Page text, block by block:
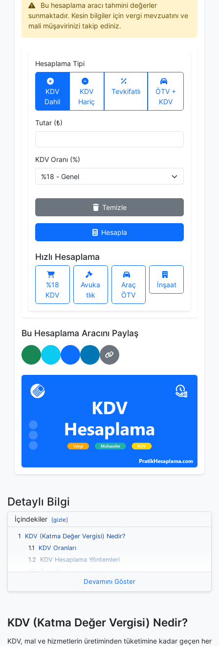
Bu hesaplama aracı tahmini değerler
sunmaktadır. Kesin bilgiler için vergi mevzuatını ve
mali müşavirinizi takip ediniz.
Hesaplama Tipi
KDV
Dahil
KDV
Hariç
Tevkifatlı
ÖTV +
KDV
Tutar (₺)
KDV Oranı (%)
Temizle
Hesapla
Hızlı Hesaplama
%18
KDV
Avuka
tlık
Araç
ÖTV
İnşaat
Bu Hesaplama Aracını Paylaş
WhatsApp'ta Paylaş
Twitter'da Paylaş
Facebook'ta Paylaş
LinkedIn'de Paylaş
Bağlantıyı Kopyala
Detaylı Bilgi
İçindekiler [gizle]
1
KDV (Katma Değer Vergisi) Nedir?
1.1
KDV Oranları
1.2
KDV Hesaplama Yöntemleri
1.3 Özel Durumlar ve İstisnalar
Tevkifatlı KDV İşlemleri
1.6.1
KDV'yi nasıl hesaplayabilirim?
KDV tevkifatı nedir?
1.7
Avukatlar İçin KDV
Devamını Göster
KDV (Katma Değer Vergisi) Nedir?
KDV, mal ve hizmetlerin üretiminden tüketimine kadar geçen her